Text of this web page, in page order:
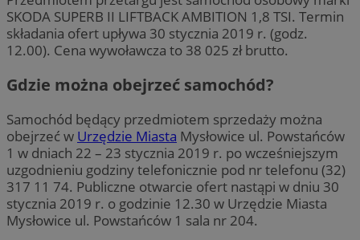
SKODA SUPERB II LIFTBACK AMBITION 1,8 TSI. Termin
składania ofert upływa 30 stycznia 2019 r. (godz.
12.00). Cena wywoławcza to 38 025 zł brutto.
Gdzie można obejrzeć samochód?
Samochód będący przedmiotem sprzedaży można
obejrzeć w Urzędzie Miasta Mysłowice ul. Powstańców
1 w dniach 22 – 23 stycznia 2019 r. po wcześniejszym
uzgodnieniu godziny telefonicznie pod nr telefonu (32)
317 11 74. Publiczne otwarcie ofert nastąpi w dniu 30
stycznia 2019 r. o godzinie 12.30 w Urzędzie Miasta
Mysłowice ul. Powstańców 1 sala nr 204.